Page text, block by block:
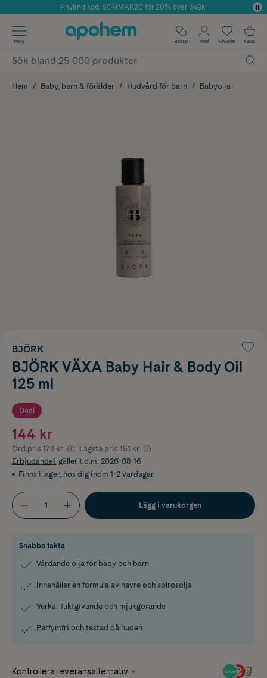
Årets Butik 2025 inom Skönhet
Använd kod: SOMMAR20 för 20% över 649kr
✓ Fri frakt
✓ Poäng på alla köp*
Meny Recept Profil Favoriter Kassa
Hem Baby, barn & förälder Hudvård för barn Babyolja
BJÖRK
BJÖRK VÄXA Baby Hair & Body Oil
125 ml
Deal
144 kr
Ord.pris 178 kr Lägsta pris 151 kr
Erbjudandet gäller t.o.m. 2026-08-16
Finns i lager, hos dig inom 1-2 vardagar
Lägg i varukorgen
Snabba fakta
Vårdande olja för baby och barn
Innehåller en formula av havre och solrosolja
Verkar fuktgivande och mjukgörande
Parfymfri och testad på huden